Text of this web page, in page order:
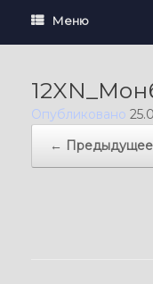
Меню
Опубликовано
← Предыдущее